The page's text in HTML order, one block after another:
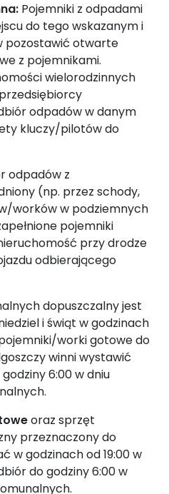
Pojemniki z odpadami
do tego wskazanym i
pozostawić otwarte
z pojemnikami.
wielorodzinnych
odpadów w danym
kluczy/pilotów do
odpadów z
(np. przez schody,
worków w podziemnych
pojemniki
przy drodze
odbierającego
dopuszczalny jest
i świąt w godzinach
worki gotowe do
winni wystawić
6:00 w dniu
oraz sprzęt
przeznaczony do
w godzinach od 19:00 w
do godziny 6:00 w